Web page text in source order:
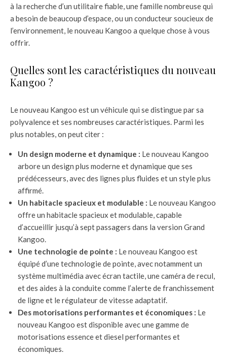
à la recherche d’un utilitaire fiable, une famille nombreuse qui
a besoin de beaucoup d’espace, ou un conducteur soucieux de
l’environnement, le nouveau Kangoo a quelque chose à vous
offrir.
Quelles sont les caractéristiques du nouveau
Kangoo ?
Le nouveau Kangoo est un véhicule qui se distingue par sa
polyvalence et ses nombreuses caractéristiques. Parmi les
plus notables, on peut citer :
Un design moderne et dynamique : Le nouveau Kangoo
arbore un design plus moderne et dynamique que ses
prédécesseurs, avec des lignes plus fluides et un style plus
affirmé.
Un habitacle spacieux et modulable : Le nouveau Kangoo
offre un habitacle spacieux et modulable, capable
d’accueillir jusqu’à sept passagers dans la version Grand
Kangoo.
Une technologie de pointe : Le nouveau Kangoo est
équipé d’une technologie de pointe, avec notamment un
système multimédia avec écran tactile, une caméra de recul,
et des aides à la conduite comme l’alerte de franchissement
de ligne et le régulateur de vitesse adaptatif.
Des motorisations performantes et économiques : Le
nouveau Kangoo est disponible avec une gamme de
motorisations essence et diesel performantes et
économiques.